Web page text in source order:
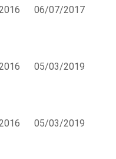
06/07/2017
05/03/2019
05/03/2019